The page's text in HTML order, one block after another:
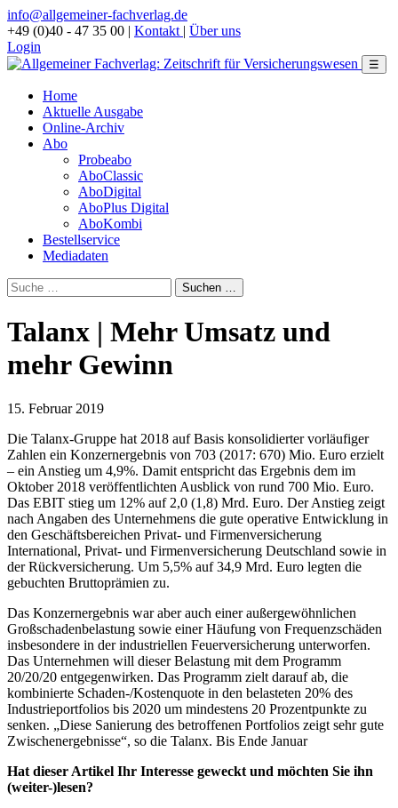
info@allgemeiner-fachverlag.de
+49 (0)40 - 47 35 00 | Kontakt | Über uns
Login
☰
Home
Aktuelle Ausgabe
Online-Archiv
Abo
Probeabo
AboClassic
AboDigital
AboPlus Digital
AboKombi
Bestellservice
Mediadaten
Talanx | Mehr Umsatz und
mehr Gewinn
15. Februar 2019
Die Talanx-Gruppe hat 2018 auf Basis konsolidierter vorläufiger
Zahlen ein Konzernergebnis von 703 (2017: 670) Mio. Euro erzielt
– ein Anstieg um 4,9%. Damit entspricht das Ergebnis dem im
Oktober 2018 veröffentlichten Ausblick von rund 700 Mio. Euro.
Das EBIT stieg um 12% auf 2,0 (1,8) Mrd. Euro. Der Anstieg zeigt
nach Angaben des Unternehmens die gute operative Entwicklung in
den Geschäftsbereichen Privat- und Firmenversicherung
International, Privat- und Firmenversicherung Deutschland sowie in
der Rückversicherung. Um 5,5% auf 34,9 Mrd. Euro legten die
gebuchten Bruttoprämien zu.
Das Konzernergebnis war aber auch einer außergewöhnlichen
Großschadenbelastung sowie einer Häufung von Frequenzschäden
insbesondere in der industriellen Feuerversicherung unterworfen.
Das Unternehmen will dieser Belastung mit dem Programm
20/20/20 entgegenwirken. Das Programm zielt darauf ab, die
kombinierte Schaden-/Kostenquote in den belasteten 20% des
Industrieportfolios bis 2020 um mindestens 20 Prozentpunkte zu
senken. „Diese Sanierung des betroffenen Portfolios zeigt sehr gute
Zwischenergebnisse“, so die Talanx. Bis Ende Januar
Hat dieser Artikel Ihr Interesse geweckt und möchten Sie ihn
(weiter-)lesen?